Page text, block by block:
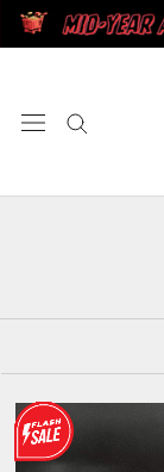
Doorgaan
naar